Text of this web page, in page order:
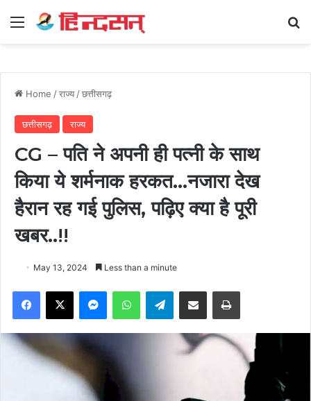
Menu
Home /राज्य /छत्तीसगढ़
छत्तीसगढ़ राज्य
CG – पति ने अपनी ही पत्नी के साथ
किया ये शर्मनाक हरकत…नजारा देख
हैरान रह गई पुलिस, पढ़िए क्या है पूरी
खबर..!!
May 13, 2024 Less than a minute
Facebook
X MessengerWhatsAppTelegramShare via Email Print